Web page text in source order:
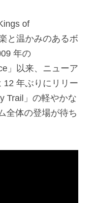
of
と温かみのあるボ
年の
」以来、ニューア
12 年ぶりにリリー
Trail」の軽やかな
全体の登場が待ち